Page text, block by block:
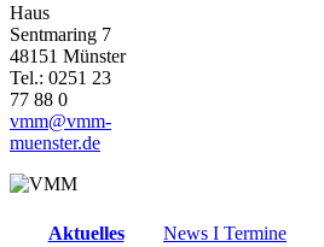
Haus
Sentmaring 7
48151 Münster
Tel.: 0251 23
77 88 0
vmm@vmm-
muenster.de
Aktuelles
News I Termine